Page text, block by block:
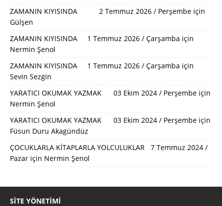
ZAMANIN KIYISINDA 2 Temmuz 2026 / Perşembe için
Gülşen
ZAMANIN KIYISINDA 1 Temmuz 2026 / Çarşamba için
Nermin Şenol
ZAMANIN KIYISINDA 1 Temmuz 2026 / Çarşamba için
Sevin Sezgin
YARATICI OKUMAK YAZMAK 03 Ekim 2024 / Perşembe için
Nermin Şenol
YARATICI OKUMAK YAZMAK 03 Ekim 2024 / Perşembe için
Füsun Duru Akagündüz
ÇOCUKLARLA KİTAPLARLA YOLCULUKLAR 7 Temmuz 2024 /
Pazar için Nermin Şenol
SITE YÖNETIMI